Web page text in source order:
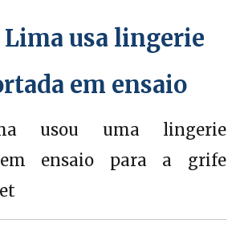
usa lingerie
em ensaio
usou uma lingerie
em ensaio para a grife